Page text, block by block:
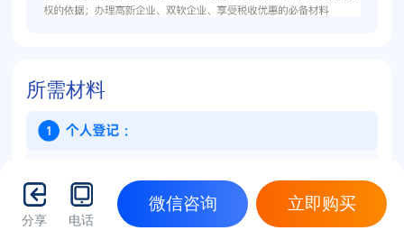
所需材料
分享 电话
微信咨询 立即购买